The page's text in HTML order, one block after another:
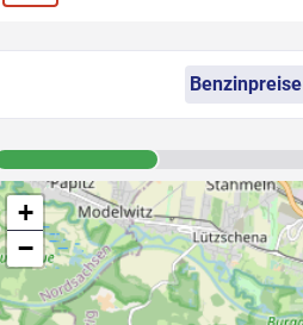
Benzinpreise
+
−